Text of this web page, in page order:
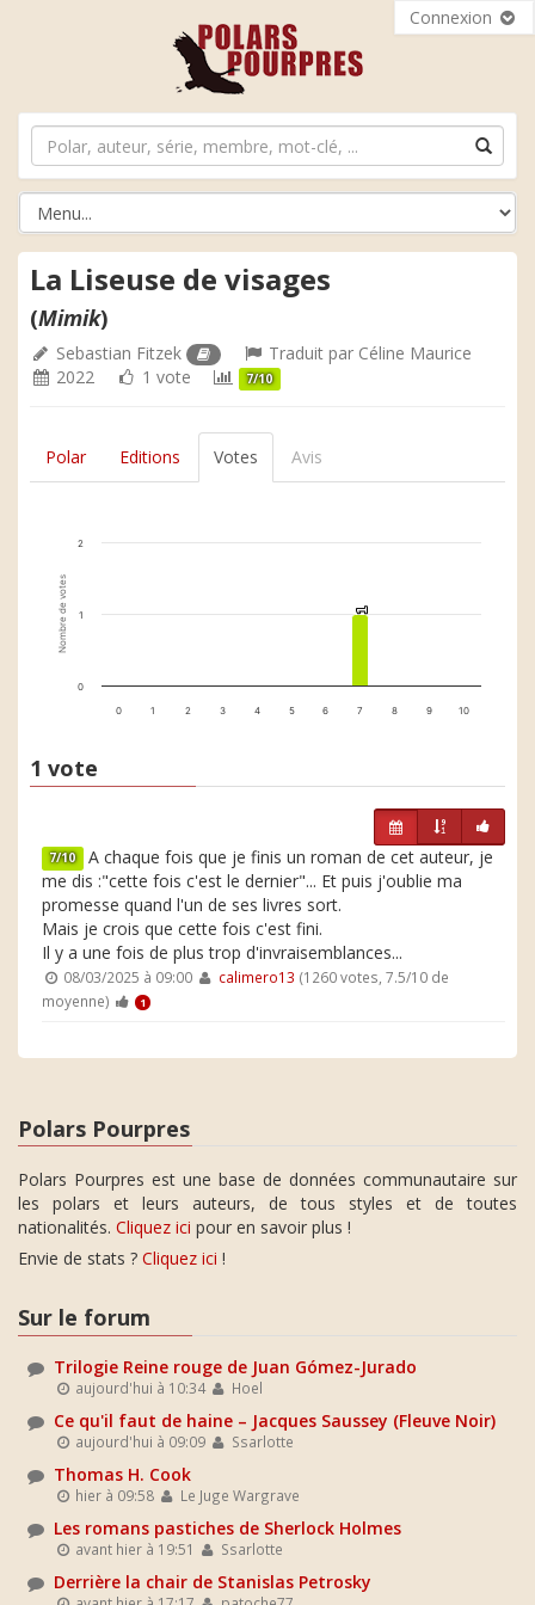
Connexion
La Liseuse de visages
(Mimik)
Sebastian Fitzek Traduit par Céline Maurice
2022
1 vote 7/10
Polar Editions Votes Avis
Nombre de votes 1
1
0 1 2 3 4 5 6 7 8 9 10
0
1
2
1 vote
7/10 A chaque fois que je finis un roman de cet auteur, je
me dis :"cette fois c'est le dernier"... Et puis j'oublie ma
promesse quand l'un de ses livres sort.
Mais je crois que cette fois c'est fini.
Il y a une fois de plus trop d'invraisemblances...
08/03/2025 à 09:00 calimero13 (1260 votes, 7.5/10 de
moyenne)
1
Polars Pourpres
Polars Pourpres est une base de données communautaire sur
les polars et leurs auteurs, de tous styles et de toutes
nationalités. Cliquez ici pour en savoir plus !
Envie de stats ? Cliquez ici !
Sur le forum
Trilogie Reine rouge de Juan Gómez-Jurado
aujourd'hui à 10:34 Hoel
Ce qu'il faut de haine – Jacques Saussey (Fleuve Noir)
aujourd'hui à 09:09 Ssarlotte
Thomas H. Cook
hier à 09:58 Le Juge Wargrave
Les romans pastiches de Sherlock Holmes
avant hier à 19:51 Ssarlotte
Derrière la chair de Stanislas Petrosky